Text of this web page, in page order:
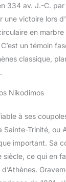
334 av. J.-C.
une victoire lors
en
un témoin
classique,
Nikodimos
à ses
Sainte-Trinité, ou
important. Sa
siècle, ce qui en